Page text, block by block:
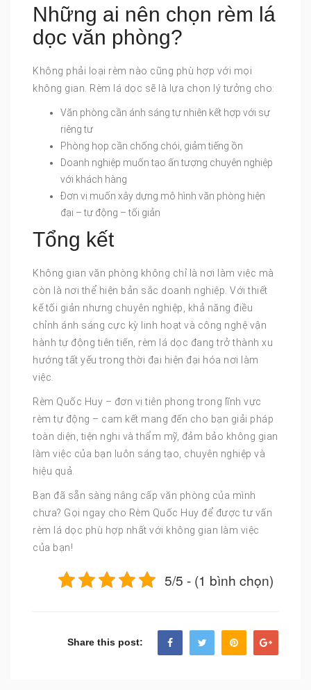
Những ai nên chọn rèm lá
dọc văn phòng?
Không phải loại rèm nào cũng phù hợp với mọi
không gian. Rèm lá dọc sẽ là lựa chọn lý tưởng cho:
Văn phòng cần ánh sáng tự nhiên kết hợp với sự
riêng tư
Phòng họp cần chống chói, giảm tiếng ồn
Doanh nghiệp muốn tạo ấn tượng chuyên nghiệp
với khách hàng
Đơn vị muốn xây dựng mô hình văn phòng hiện
đại – tự động – tối giản
Tổng kết
Không gian văn phòng không chỉ là nơi làm việc mà
còn là nơi thể hiện bản sắc doanh nghiệp. Với thiết
kế tối giản nhưng chuyên nghiệp, khả năng điều
chỉnh ánh sáng cực kỳ linh hoạt và công nghệ vận
hành tự động tiên tiến, rèm lá dọc đang trở thành xu
hướng tất yếu trong thời đại hiện đại hóa nơi làm
việc.
Rèm Quốc Huy – đơn vị tiên phong trong lĩnh vực
rèm tự động – cam kết mang đến cho bạn giải pháp
toàn diện, tiện nghi và thẩm mỹ, đảm bảo không gian
làm việc của bạn luôn sáng tạo, chuyên nghiệp và
hiệu quả.
Bạn đã sẵn sàng nâng cấp văn phòng của mình
chưa? Gọi ngay cho Rèm Quốc Huy để được tư vấn
rèm lá dọc phù hợp nhất với không gian làm việc
của bạn!
5/5 - (1 bình chọn)
Share this post: